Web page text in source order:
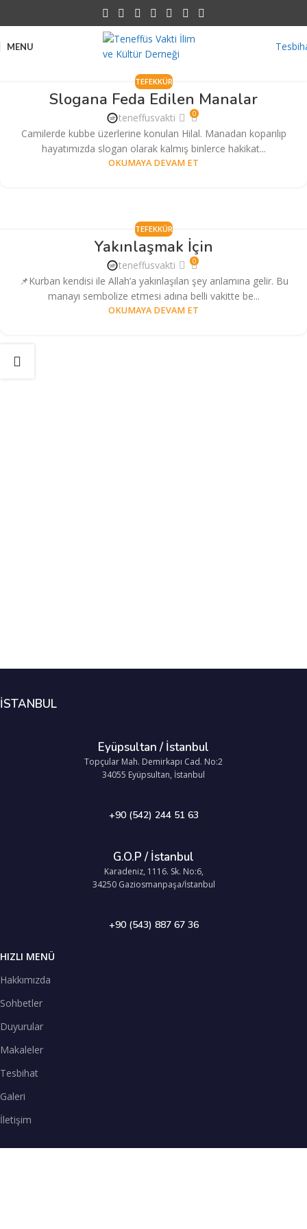
MENU
TEFEKKÜR
Slogana Feda Edilen Manalar
teneffusvakti 0
Camilerde kubbe üzerlerine konulan Hilal. Manadan koparılıp
hayatımızda slogan olarak kalmış binlerce hakikat...
OKUMAYA DEVAM ET
TEFEKKÜR
Yakınlaşmak İçin
teneffusvakti 0
📌Kurban kendisi ile Allah’a yakınlaşılan şey anlamına gelir. Bu
manayı sembolize etmesi adına belli vakitte be...
OKUMAYA DEVAM ET
İSTANBUL
Eyüpsultan / İstanbul
Topçular Mah. Demirkapı Cad. No:2
34055 Eyüpsultan, İstanbul
+90 (542) 244 51 63
G.O.P / İstanbul
Karadeniz, 1116. Sk. No:6,
34250 Gaziosmanpaşa/İstanbul
+90 (543) 887 67 36
HIZLI MENÜ
Hakkımızda
Sohbetler
Duyurular
Makaleler
Tesbihat
Galeri
İletişim